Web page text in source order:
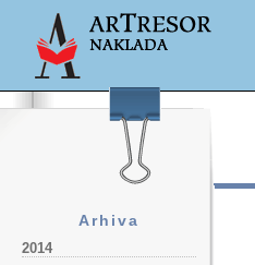
Arhiva
2014